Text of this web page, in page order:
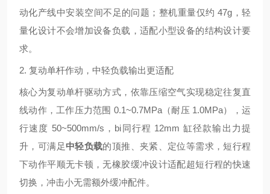
动化产线中安装空间不足的问题；整机重量仅约 47g，轻
量化设计不会增加设备负载，适配小型设备的结构设计要
求。
2. 复动单杆作动，中轻负载输出更适配
核心为复动单杆驱动方式，依靠压缩空气实现稳定往复直
线动作，工作压力范围 0.1~0.7MPa（耐压 1.0MPa），运
行速度 50~500mm/s，bi同行程 12mm 缸径款输出力提
升，可满足中轻负载的顶推、夹紧、定位等需求，短行程
下动作平顺无卡顿，无橡胶缓冲设计适配超短行程的快速
切换，冲击小无需额外缓冲配件。